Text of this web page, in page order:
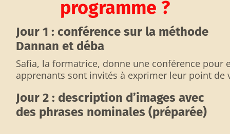
programme ?
Jour 1 : conférence sur la méthode
Dannan et déba
Safia, la formatrice, donne une conférence
apprenants sont invités à exprimer leur point de
Jour 2 : description d’images avec
des phrases nominales (préparée)